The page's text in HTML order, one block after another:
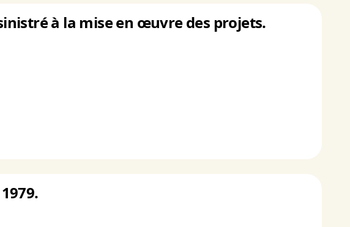
à la mise en œuvre des projets.